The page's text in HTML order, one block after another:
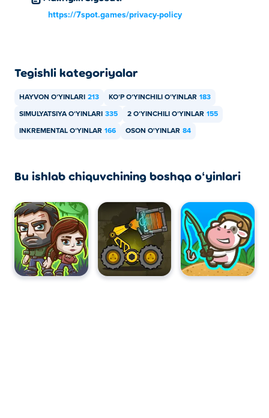
Cow Castle kompyuteringizda va telefonlar va
planshetlar kabi mobil qurilmalarda o'ynashi mumkin.
https://7spot.games/privacy-policy
Tegishli kategoriyalar
HAYVON OʻYINLARI 213 KOʻP OʻYINCHILI OʻYINLAR 183
SIMULYATSIYA OʻYINLARI 335 2 OʻYINCHILI OʻYINLAR 155
INKREMENTAL OʻYINLAR 166 OSON O'YINLAR 84
Bu ishlab chiquvchining boshqa oʻyinlari